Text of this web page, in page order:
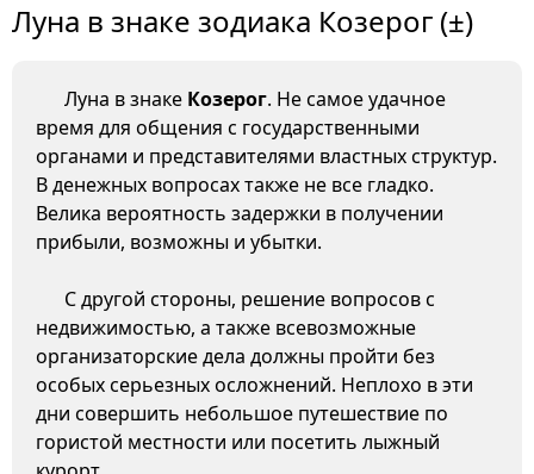
Луна в знаке зодиака Козерог (±)
Луна в знаке Козерог. Не самое удачное
время для общения с государственными
органами и представителями властных структур.
В денежных вопросах также не все гладко.
Велика вероятность задержки в получении
прибыли, возможны и убытки.
С другой стороны, решение вопросов с
недвижимостью, а также всевозможные
организаторские дела должны пройти без
особых серьезных осложнений. Неплохо в эти
дни совершить небольшое путешествие по
гористой местности или посетить лыжный